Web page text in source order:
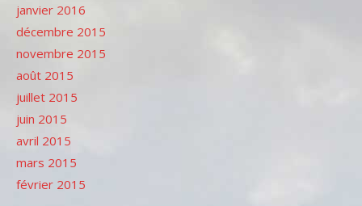
janvier 2016
décembre 2015
novembre 2015
août 2015
juillet 2015
juin 2015
avril 2015
mars 2015
février 2015